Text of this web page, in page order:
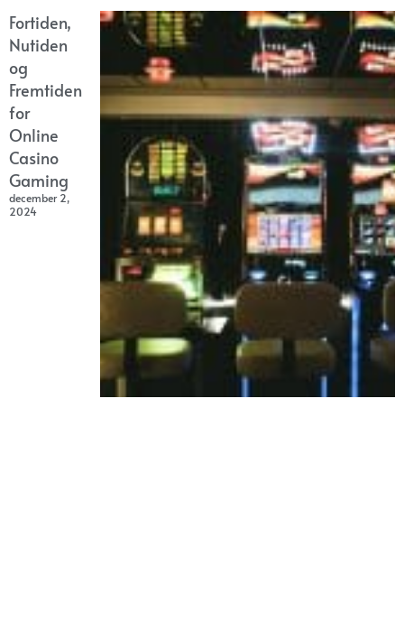
Fortiden,
Nutiden
og
Fremtiden
for
Online
Casino
Gaming
december 2,
2024